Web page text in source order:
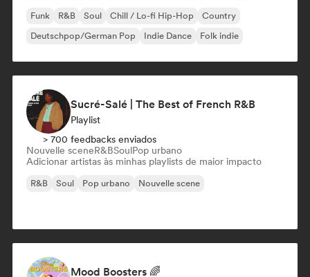
Funk R&B Soul Chill / Lo-fi Hip-Hop
Country
Deutschpop/German Pop
Indie Dance Folk indie
Sucré-Salé | The Best of French R&B
Playlist
> 700 feedbacks enviados
Nouvelle sceneR&BSoulPop urbano
Adicionar artistas às minhas playlists de maior impacto
R&B Soul Pop urbano Nouvelle scene
Mood Boosters 🌈